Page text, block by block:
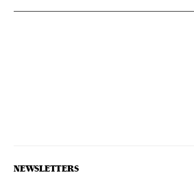
NEWSLETTERS